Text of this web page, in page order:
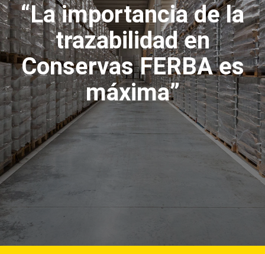
“La importancia de la
trazabilidad en
Conservas FERBA es
máxima”